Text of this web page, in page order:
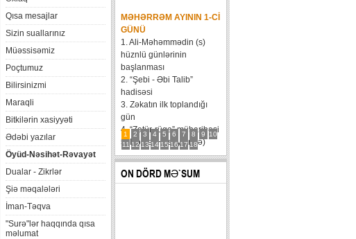
Qısa mesajlar
Sizin suallarınız
Müəssisəmiz
Poçtumuz
Bilirsinizmi
Maraqli
Bitkilərin xasiyyəti
Ədəbi yazılar
Öyüd-Nəsihət-Rəvayət
Dualar - Zikrlər
Şiə məqalələri
İman-Təqva
"Surə"lər haqqında qısa
məlumat
1 2 3 4 5 6 7 8 9
10
11 12 13 14 15 16 17 18
MƏHƏRRƏM AYININ 1-CI
GÜNÜ
1. Ali-Məhəmmədin (s)
hüznlü günlərinin
başlanması
2. “Şebi - Əbi Talib”
hadisəsi
3. Zəkatın ilk toplandığı
gün
4. “Zatür-rüqa” müharibəsi
5. Həzrət Hüseynin (ə)
karvanının Bəni Məqatilin
qəsrinə çatması
6....
ON DÖRD MƏ`SUM